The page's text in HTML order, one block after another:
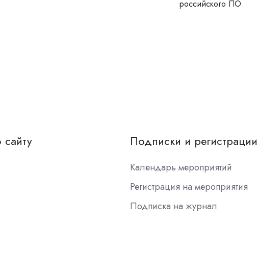
российского ПО
Подписки и регистрации
Календарь мероприятий
Регистрация на мероприятия
Подписка на журнал